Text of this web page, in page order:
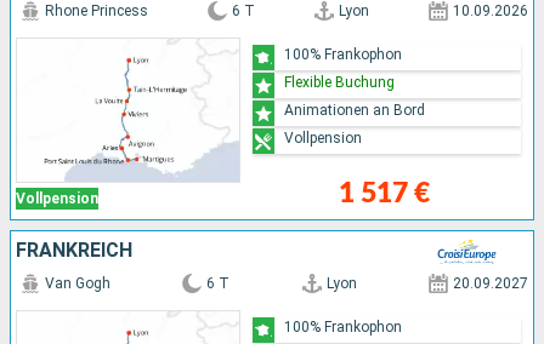
Vollpension
Rhone Princess 6 T Lyon 10.09.2026
1 517 €
100% Frankophon
Flexible Buchung
Animationen an Bord
Vollpension
FRANKREICH
Van Gogh 6 T Lyon 20.09.2027
100% Frankophon